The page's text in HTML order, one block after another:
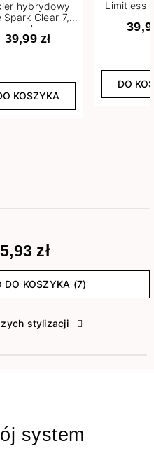
hybrydowy
Spark Clear 7,2
ml
39,99 zł
KOSZYKA
Limitless
DO
zł
DO KOSZYKA (7)
stylizacji
system